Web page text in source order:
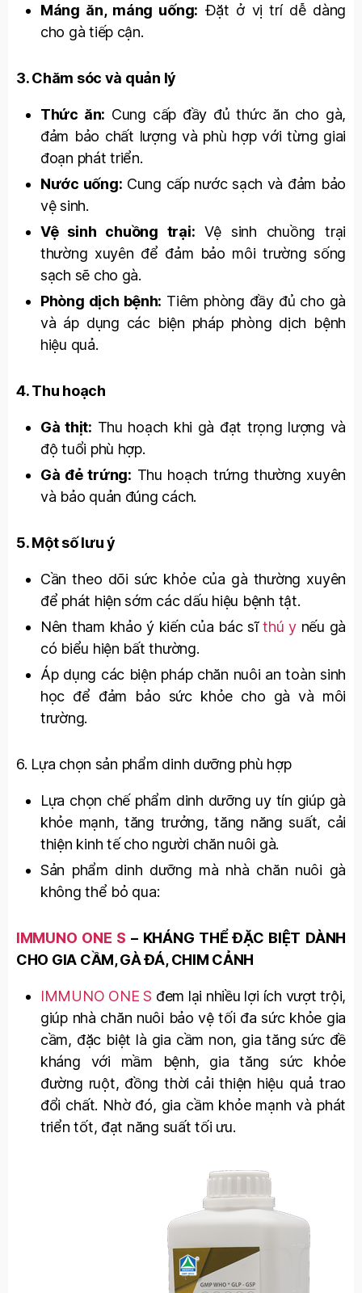
Máng ăn, máng uống: Đặt ở vị trí dễ dàng
cho gà tiếp cận.
3. Chăm sóc và quản lý
Thức ăn: Cung cấp đầy đủ thức ăn cho gà,
đảm bảo chất lượng và phù hợp với từng giai
đoạn phát triển.
Nước uống: Cung cấp nước sạch và đảm bảo
vệ sinh.
Vệ sinh chuồng trại: Vệ sinh chuồng trại
thường xuyên để đảm bảo môi trường sống
sạch sẽ cho gà.
Phòng dịch bệnh: Tiêm phòng đầy đủ cho gà
và áp dụng các biện pháp phòng dịch bệnh
hiệu quả.
4. Thu hoạch
Gà thịt: Thu hoạch khi gà đạt trọng lượng và
độ tuổi phù hợp.
Gà đẻ trứng: Thu hoạch trứng thường xuyên
và bảo quản đúng cách.
5. Một số lưu ý
Cần theo dõi sức khỏe của gà thường xuyên
để phát hiện sớm các dấu hiệu bệnh tật.
Nên tham khảo ý kiến của bác sĩthú ynếu gà
có biểu hiện bất thường.
Áp dụng các biện pháp chăn nuôi an toàn sinh
học để đảm bảo sức khỏe cho gà và môi
trường.
6. Lựa chọn sản phẩm dinh dưỡng phù hợp
Lựa chọn chế phẩm dinh dưỡng uy tín giúp gà
khỏe mạnh, tăng trưởng, tăng năng suất, cải
thiện kinh tế cho người chăn nuôi gà.
Sản phẩm dinh dưỡng mà nhà chăn nuôi gà
không thể bỏ qua:
IMMUNO ONE S – KHÁNG THỂ ĐẶC BIỆT DÀNH
CHO GIA CẦM, GÀ ĐÁ, CHIM CẢNH
IMMUNO ONE S đem lại nhiều lợi ích vượt trội,
giúp nhà chăn nuôi bảo vệ tối đa sức khỏe gia
cầm, đặc biệt là gia cầm non, gia tăng sức đề
kháng với mầm bệnh, gia tăng sức khỏe
đường ruột, đồng thời cải thiện hiệu quả trao
đổi chất. Nhờ đó, gia cầm khỏe mạnh và phát
triển tốt, đạt năng suất tối ưu.